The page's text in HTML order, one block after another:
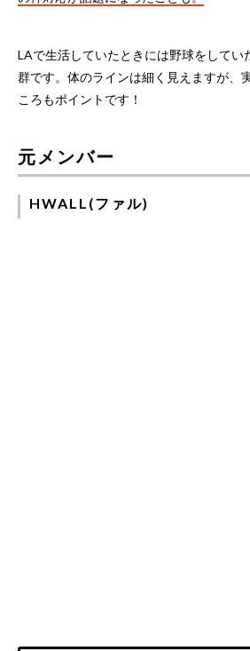
LAで生活していたときには野球をしてい
群です。体のラインは細く見えますが、
ころもポイントです！
元メンバー
HWALL(ファル)